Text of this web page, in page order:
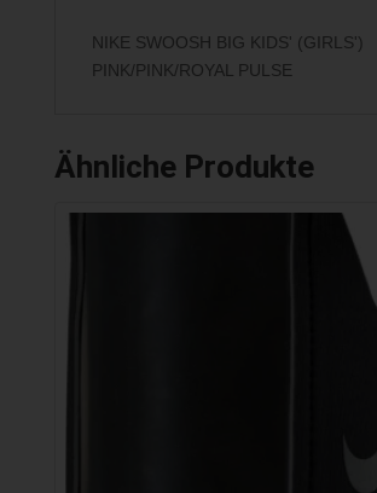
NIKE SWOOSH BIG KIDS' (GIRLS')
PINK/PINK/ROYAL PULSE
Ähnliche Produkte